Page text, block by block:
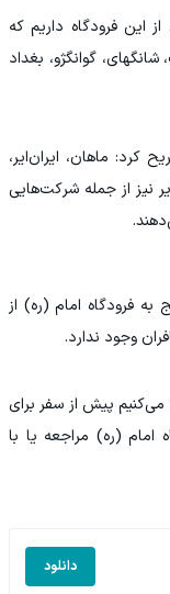
۲۷ مقصد پروازی از این فرودگاه داریم که
گوانگژو، بغداد
کرد: ماهان، ایران‌ایر،
نیز از جمله شرکت‌هایی
فرودگاه امام (ره) از
وجود ندارد.
پیش از سفر برای
امام (ره) مراجعه یا با
دانلود